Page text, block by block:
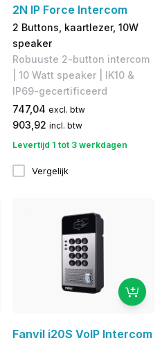
2N IP Force Intercom
2 Buttons, kaartlezer, 10W
speaker
Robuuste 2-button intercom
| 10 Watt speaker | IK10 &
IP69-gecertificeerd
747,04 excl. btw
903,92 incl. btw
Levertijd 1 tot 3 werkdagen
Vergelijk
Fanvil i20S VoIP Intercom